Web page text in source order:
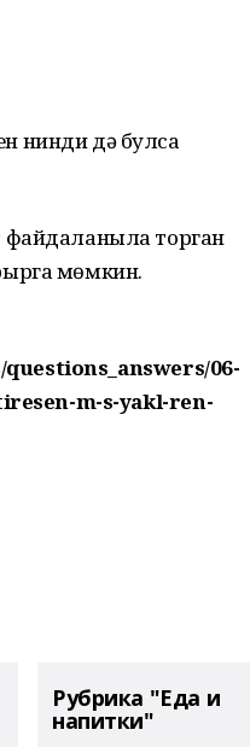
нинди дә булса
файдаланыла торган
мөмкин.
06-
m-s-yakl-ren-
Рубрика "Еда и
напитки"